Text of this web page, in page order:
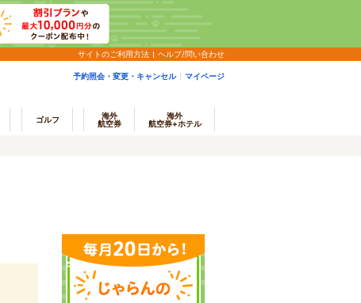
サイトのご利用方法 ヘルプ/問い合わせ
予約照会・変更・キャンセル マイページ
ゴルフ
海外
航空券
海外
航空券+ホテル